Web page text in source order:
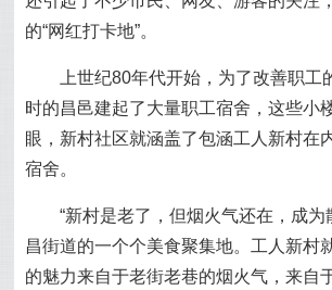
的“网红打卡地”。
上世纪80年代开始，为了改善职工
时的昌邑建起了大量职工宿舍，这些小
眼，新村社区就涵盖了包涵工人新村在
宿舍。
“新村是老了，但烟火气还在，成
昌街道的一个个美食聚集地。工人新村
的魅力来自于老街老巷的烟火气，来自